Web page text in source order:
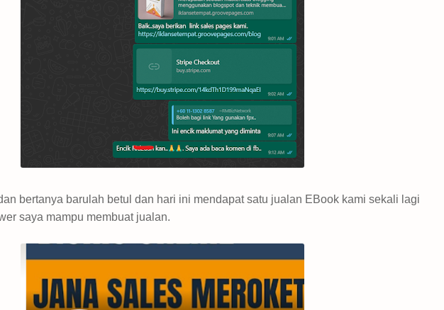
bertanya barulah betul dan hari ini mendapat satu jualan EBook kami sekali lagi
saya mampu membuat jualan.